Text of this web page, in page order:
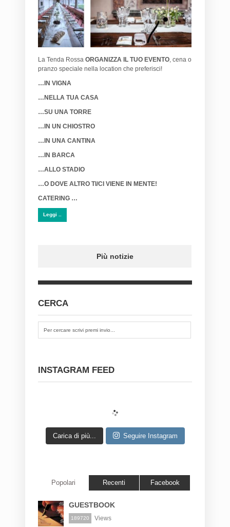
La Tenda Rossa ORGANIZZA IL TUO EVENTO, cena o
pranzo speciale nella location che preferisci!
…IN VIGNA
…NELLA TUA CASA
…SU UNA TORRE
…IN UN CHIOSTRO
…IN UNA CANTINA
…IN BARCA
…ALLO STADIO
…O DOVE ALTRO TI/CI VIENE IN MENTE!
CATERING …
Leggi ..
Più notizie
CERCA
INSTAGRAM FEED
Carica di più... Seguire Instagram
Popolari Recenti Facebook
GUESTBOOK
189720 Views